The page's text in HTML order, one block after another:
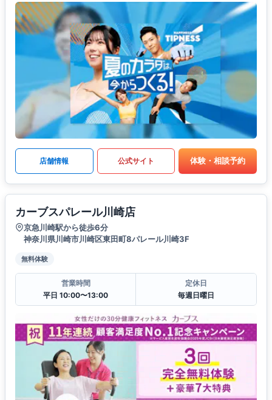
店舗情報 公式サイト 体験・相談予約
カーブスパレール川崎店
京急川崎駅から徒歩6分
神奈川県川崎市川崎区東田町8パレール川崎3F
無料体験
営業時間
平日 10:00〜13:00
定休日
毎週日曜日